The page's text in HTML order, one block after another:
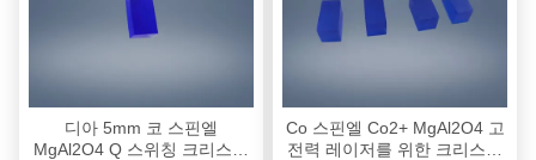
디아 5mm 코 스핀엘
MgAl2O4 Q 스위칭 크리스탈
Co 스핀엘 Co2+ MgAl2O4 고
전력 레이저를 위한 크리스탈